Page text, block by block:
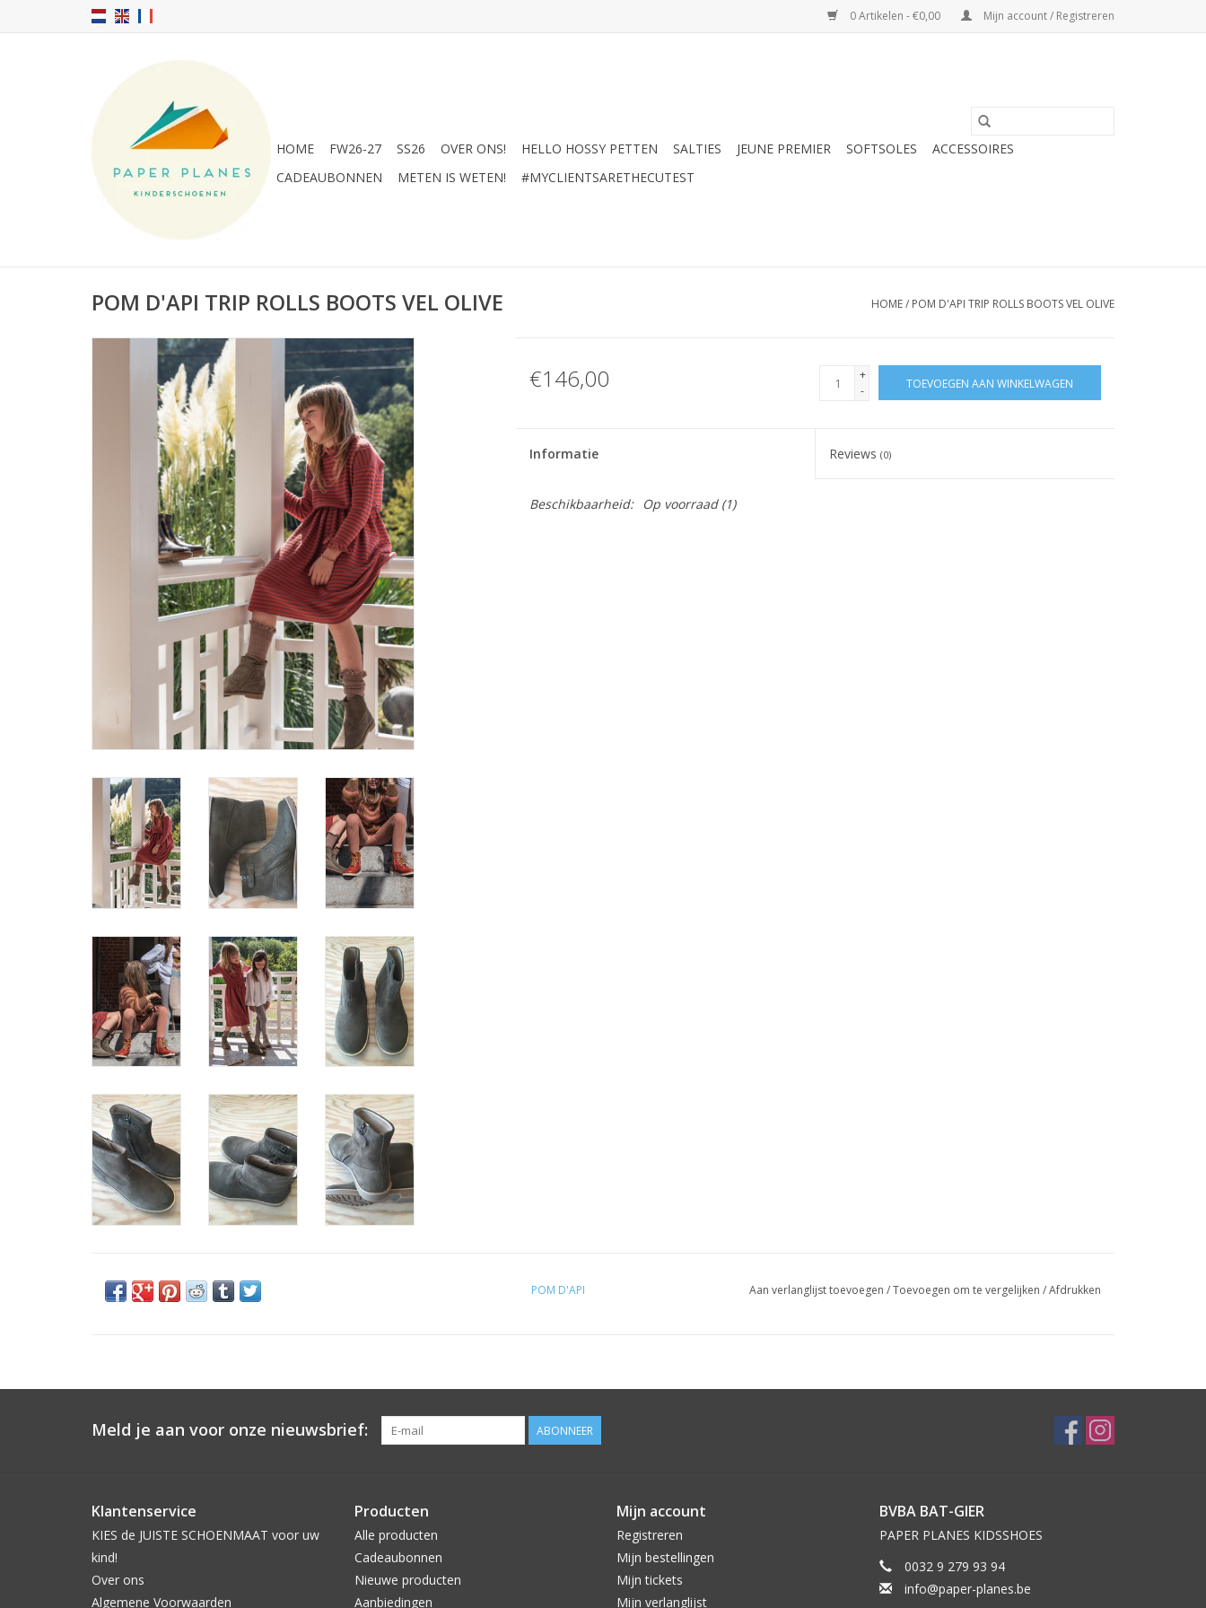
0 Artikelen - €0,00 Mijn account / Registreren
HOME FW26-27 SS26 OVER ONS! HELLO HOSSY PETTEN SALTIES JEUNE PREMIER SOFTSOLES
ACCESSOIRES
CADEAUBONNEN
METEN IS WETEN! #MYCLIENTSARETHECUTEST
POM D'API TRIP ROLLS BOOTS VEL OLIVE HOME/ POM D'API TRIP ROLLS BOOTS VEL OLIVE
€146,00
+
-
TOEVOEGEN AAN WINKELWAGEN
Informatie Reviews(0)
Beschikbaarheid: Op voorraad(1)
POM D'API Aan verlanglijst toevoegen /Toevoegen om te vergelijken /Afdrukken
Meld je aan voor onze nieuwsbrief: ABONNEER
Klantenservice
KIES de JUISTE SCHOENMAAT voor uw
kind!
Over ons
Algemene Voorwaarden
Producten
Alle producten
Cadeaubonnen
Nieuwe producten
Aanbiedingen
Mijn account
Registreren
Mijn bestellingen
Mijn tickets
Mijn verlanglijst
BVBA BAT-GIER
PAPER PLANES KIDSSHOES
0032 9 279 93 94
info@paper-planes.be